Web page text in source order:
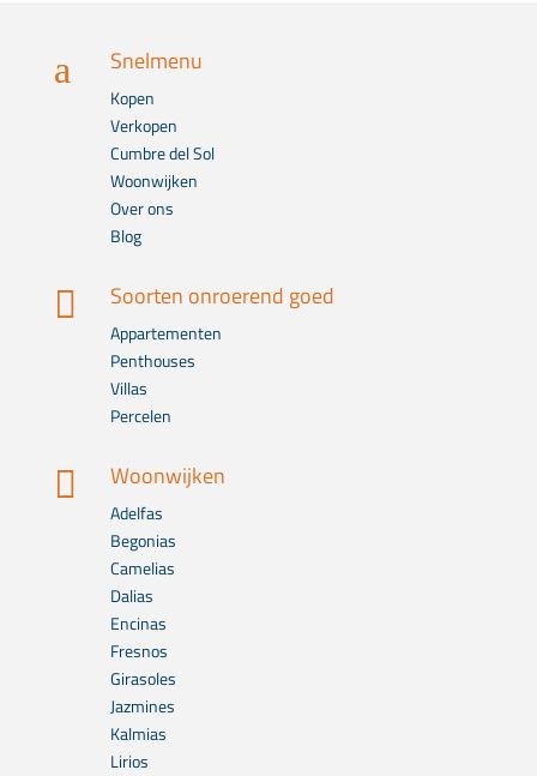
a Snelmenu
Kopen
Verkopen
Cumbre del Sol
Woonwijken
Over ons
Blog
 Soorten onroerend goed
Appartementen
Penthouses
Villas
Percelen
 Woonwijken
Adelfas
Begonias
Camelias
Dalias
Encinas
Fresnos
Girasoles
Jazmines
Kalmias
Lirios